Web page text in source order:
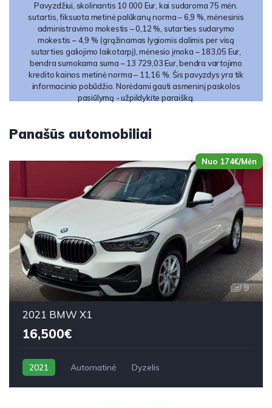
Pavyzdžiui, skolinantis 10 000 Eur, kai sudaroma 75 mėn.
sutartis, fiksuota metinė palūkanų norma – 6,9 %, mėnesinis
administravimo mokestis – 0,12 %, sutarties sudarymo
mokestis – 4,9 % (grąžinamas lygiomis dalimis per visą
sutarties galiojimo laikotarpį), mėnesio įmoka – 183,05 Eur,
bendra sumokama suma – 13 729,03 Eur, bendra vartojimo
kredito kainos metinė norma – 11,16 %. Šis pavyzdys yra tik
informacinio pobūdžio. Norėdami gauti asmeninį paskolos
pasiūlymą - užpildykite paraišką.
Panašūs automobiliai
Nuo 174€/Mėn
9
2021 BMW X1
16,500€
2021 Automatinė Dyzelis